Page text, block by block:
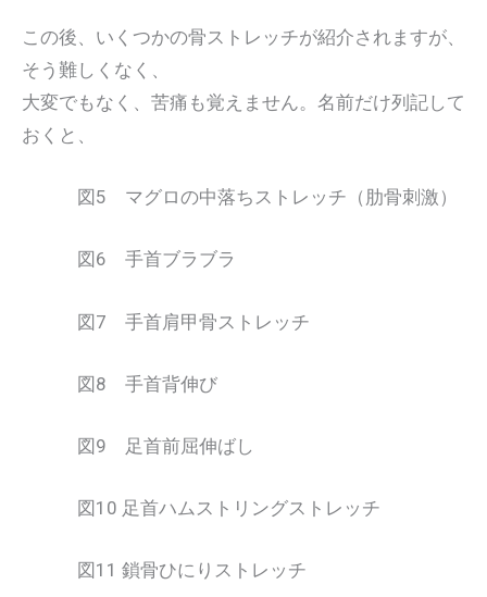
この後、いくつかの骨ストレッチが紹介されますが、
そう難しくなく、
大変でもなく、苦痛も覚えません。名前だけ列記して
おくと、
図5 マグロの中落ちストレッチ（肋骨刺激）
図6 手首ブラブラ
図7 手首肩甲骨ストレッチ
図8 手首背伸び
図9 足首前屈伸ばし
図10 足首ハムストリングストレッチ
図11 鎖骨ひにりストレッチ